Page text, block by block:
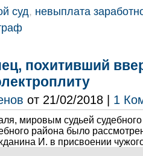
суд, невыплата
похитивший
от 21/02/2018 | 1
мировым судьей
района было
И. в присвоении